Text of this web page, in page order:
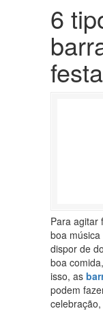
6
Para agitar
boa
dispor de
boa
isso, as
podem